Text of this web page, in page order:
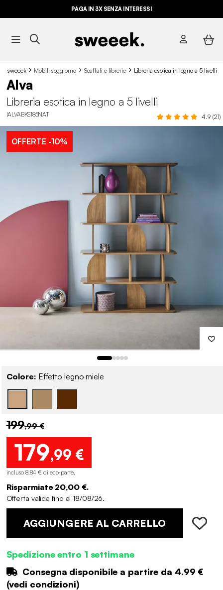
PAGA IN 3X SENZA INTERESSI
sweeek Mobili soggiorno Scaffali e librerie Libreria esotica in legno a 5 livelli
Alva
Libreria esotica in legno a 5 livelli
IALVABKS185NAT 4.9 (21)
OFFERTE-10%
Colore: Effetto legno miele
199,99 €
179,99 €
incluso 8,84 € di eco-parte.
Risparmiate 20,00 €.
Offerta valida fino al 18/08/26.
AGGIUNGERE AL CARRELLO
Spedizione entro 1 settimane
Consegna disponibile a partire da 4.99 €
(vedi condizioni)